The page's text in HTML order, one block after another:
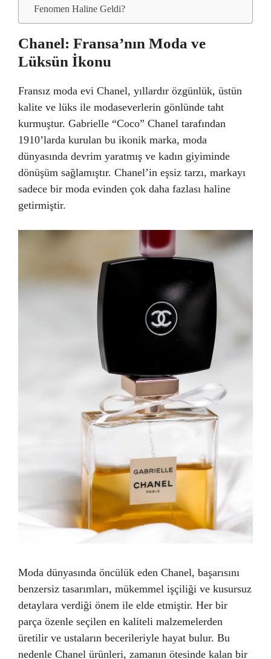
Fenomen Haline Geldi?
Chanel: Fransa’nın Moda ve
Lüksün İkonu
Fransız moda evi Chanel, yıllardır özgünlük, üstün
kalite ve lüks ile modaseverlerin gönlünde taht
kurmuştur. Gabrielle “Coco” Chanel tarafından
1910’larda kurulan bu ikonik marka, moda
dünyasında devrim yaratmış ve kadın giyiminde
dönüşüm sağlamıştır. Chanel’in eşsiz tarzı, markayı
sadece bir moda evinden çok daha fazlası haline
getirmiştir.
Moda dünyasında öncülük eden Chanel, başarısını
benzersiz tasarımları, mükemmel işçiliği ve kusursuz
detaylara verdiği önem ile elde etmiştir. Her bir
parça özenle seçilen en kaliteli malzemelerden
üretilir ve ustaların becerileriyle hayat bulur. Bu
nedenle Chanel ürünleri, zamanın ötesinde kalan bir